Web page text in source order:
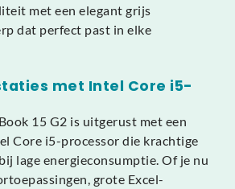
met een elegant grijs
dat perfect past in elke
met Intel Core i5-
15 G2 is uitgerust met een
Core i5-processor die krachtige
lage energieconsumptie. Of je nu
grote Excel-